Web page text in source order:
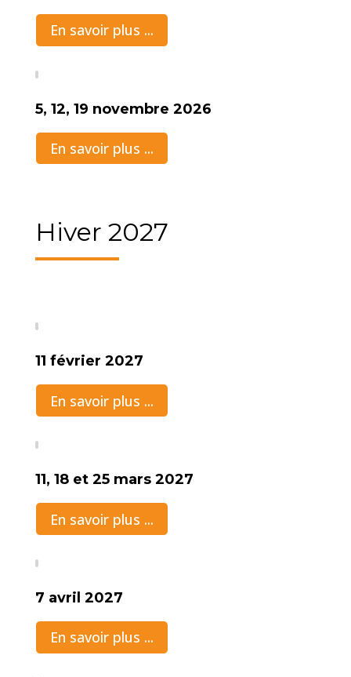
En savoir plus ...
5, 12, 19 novembre 2026
En savoir plus ...
Hiver 2027
11 février 2027
En savoir plus ...
11, 18 et 25 mars 2027
En savoir plus ...
7 avril 2027
En savoir plus ...